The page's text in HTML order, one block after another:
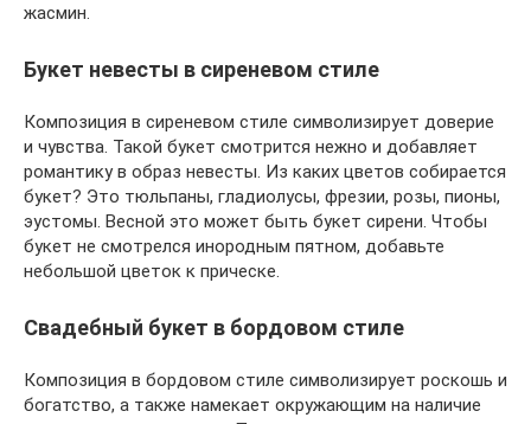
жасмин.
Букет невесты в сиреневом стиле
Композиция в сиреневом стиле символизирует доверие
и чувства. Такой букет смотрится нежно и добавляет
романтику в образ невесты. Из каких цветов собирается
букет? Это тюльпаны, гладиолусы, фрезии, розы, пионы,
эустомы. Весной это может быть букет сирени. Чтобы
букет не смотрелся инородным пятном, добавьте
небольшой цветок к прическе.
Свадебный букет в бордовом стиле
Композиция в бордовом стиле символизирует роскошь и
богатство, а также намекает окружающим на наличие